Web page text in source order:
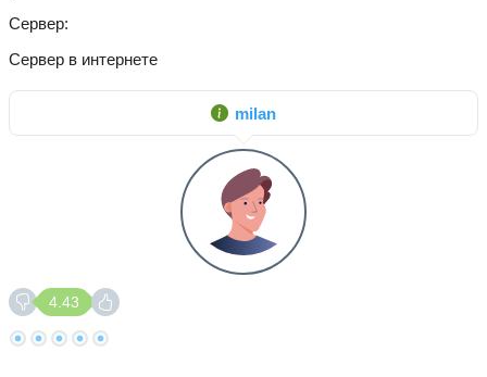
Сервер
Сервер в интернете
milan
4.43